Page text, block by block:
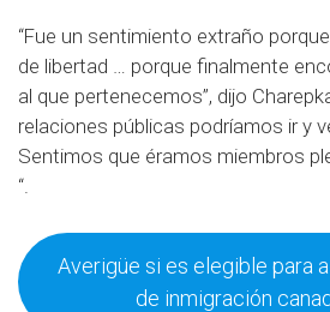
“Fue un sentimiento extraño
de libertad … porque finalmente
al que pertenecemos”, dijo
relaciones públicas podríamos ir y
Sentimos que éramos miembros
“.
Averigüe si es elegible para
de inmigración